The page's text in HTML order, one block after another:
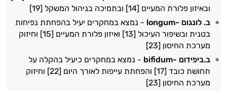
ובאיזון פלורת המעיים [14] ובתמיכה בניהול המשקל [19]
ב. לונגום -longum - נמצא במחקרים יעיל בהפחתת נפיחות
בטנית ובשיפור העיכול [13] ואיזון פלורת המעיים [15] וחיזוק
מערכת החיסון [23]
ב.ביפידום -bifidum - נמצא במחקרים כיעיל בהקלה על
תחושת כובד [17] והפחתת עייפות לאורך היום [22] וחיזוק
מערכת החיסון [23]